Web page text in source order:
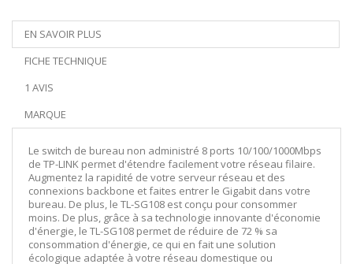
EN SAVOIR PLUS
FICHE TECHNIQUE
1 AVIS
MARQUE
Le switch de bureau non administré 8 ports 10/100/1000Mbps
de TP-LINK permet d'étendre facilement votre réseau filaire.
Augmentez la rapidité de votre serveur réseau et des
connexions backbone et faites entrer le Gigabit dans votre
bureau. De plus, le TL-SG108 est conçu pour consommer
moins. De plus, grâce à sa technologie innovante d'économie
d'énergie, le TL-SG108 permet de réduire de 72 % sa
consommation d'énergie, ce qui en fait une solution
écologique adaptée à votre réseau domestique ou